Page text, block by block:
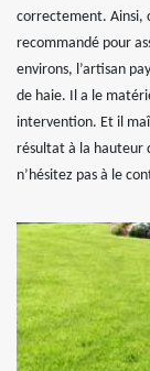
correctement. Ainsi,
recommandé pour
environs, l’artisan
de haie. Il a le
intervention. Et il
résultat à la hauteur
n’hésitez pas à le